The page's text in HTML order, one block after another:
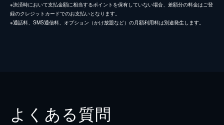
※決済時において支払金額に相当するポイントを保有していない場合、差額分の料金はご登
録のクレジットカードでのお支払いとなります。
※通話料、SMS通信料、オプション（かけ放題など）の月額利用料は別途発生します。
よくある質問